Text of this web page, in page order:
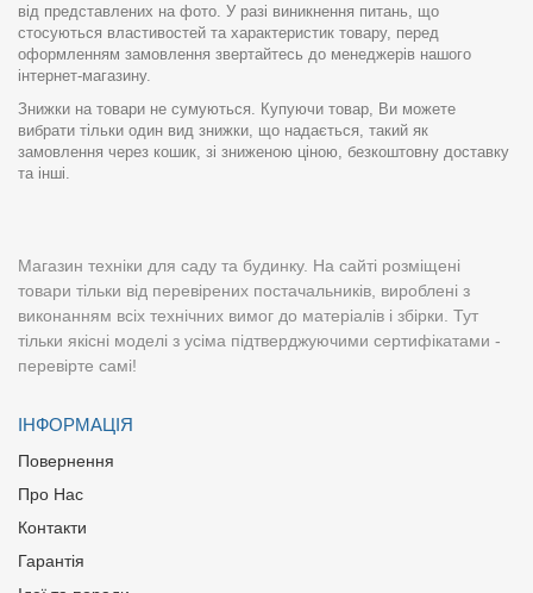
від представлених на фото. У разі виникнення питань, що
стосуються властивостей та характеристик товару, перед
оформленням замовлення звертайтесь до менеджерів нашого
інтернет-магазину.
Знижки на товари не сумуються. Купуючи товар, Ви можете
вибрати тільки один вид знижки, що надається, такий як
замовлення через кошик, зі зниженою ціною, безкоштовну доставку
та інші.
Магазин техніки для саду та будинку. На сайті розміщені
товари тільки від перевірених постачальників, вироблені з
виконанням всіх технічних вимог до матеріалів і збірки. Тут
тільки якісні моделі з усіма підтверджуючими сертифікатами -
перевірте самі!
ІНФОРМАЦІЯ
Повернення
Про Нас
Контакти
Гарантія